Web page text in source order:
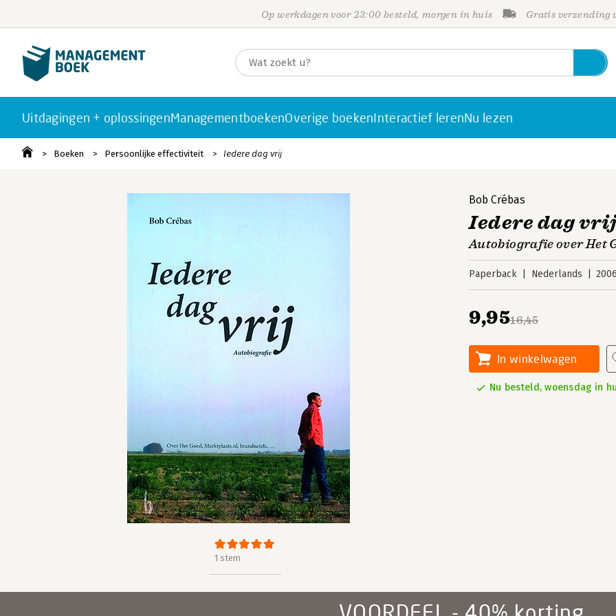
Op werkdagen voor 23:00 besteld, morgen in huis Gratis verzending
Uitdagingen + oplossingenManagementboekenOverige boekenInteractief lerenNu lezen
Boeken Persoonlijke effectiviteit Iedere dag vrij
1 stem
Bob Crébas
Iedere dag
Autobiografie over Het
Paperback Nederlands
16,45
9,95
In winkelwagen
Nu besteld, woensdag in